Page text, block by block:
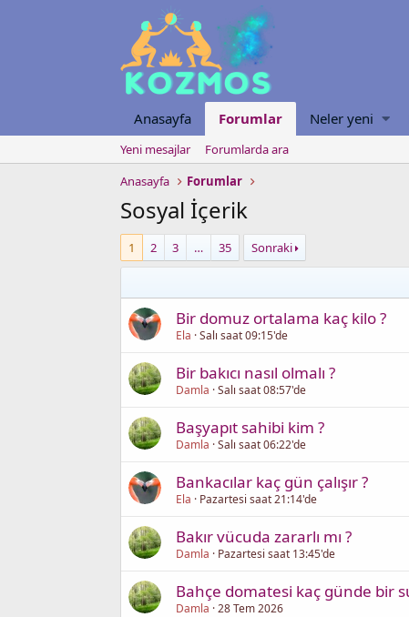
Anasayfa Forumlar Neler yeni
Yeni mesajlar
Forumlarda ara
Anasayfa
Forumlar
Sosyal İçerik
1 2 3 … 35 Sonraki
Bir domuz ortalama kaç kilo ?
Ela Salı saat 09:15'de
Bir bakıcı nasıl olmalı ?
Damla Salı saat 08:57'de
Başyapıt sahibi kim ?
Damla Salı saat 06:22'de
Bankacılar kaç gün çalışır ?
Ela Pazartesi saat 21:14'de
Bakır vücuda zararlı mı ?
Damla Pazartesi saat 13:45'de
Bahçe domatesi kaç günde bir
Damla 28 Tem 2026